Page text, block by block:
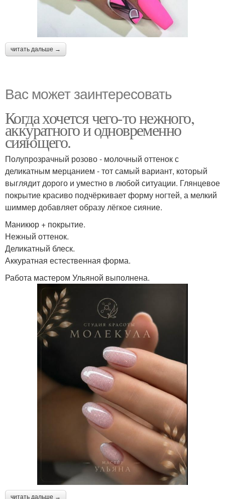
читать дальше →
Вас может заинтересовать
Когда хочется чего-то нежного,
аккуратного и одновременно
сияющего.
Полупрозрачный розово - молочный оттенок с
деликатным мерцанием - тот самый вариант, который
выглядит дорого и уместно в любой ситуации. Глянцевое
покрытие красиво подчёркивает форму ногтей, а мелкий
шиммер добавляет образу лёгкое сияние.
Маникюр + покрытие.
Нежный оттенок.
Деликатный блеск.
Аккуратная естественная форма.
Работа мастером Ульяной выполнена.
читать дальше →